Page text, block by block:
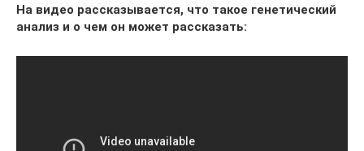
На видео рассказывается, что такое генетический
анализ и о чем он может рассказать: